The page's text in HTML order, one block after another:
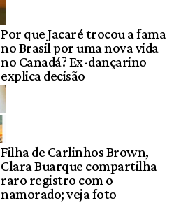
Por que Jacaré trocou a fama
no Brasil por uma nova vida
no Canadá? Ex-dançarino
explica decisão
Filha de Carlinhos Brown,
Clara Buarque compartilha
raro registro com o
namorado; veja foto